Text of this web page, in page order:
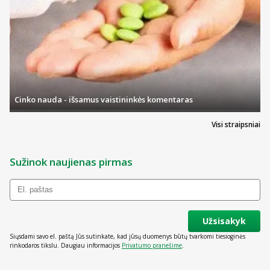
Visi straipsniai
Cinko nauda - išsamus vaistininkės komentaras
Sužinok naujienas pirmas
Užsisakyk
Siųsdami savo el. paštą Jūs sutinkate, kad jūsų duomenys būtų tvarkomi tiesioginės
rinkodaros tikslu. Daugiau informacijos Privatumo pranešime.